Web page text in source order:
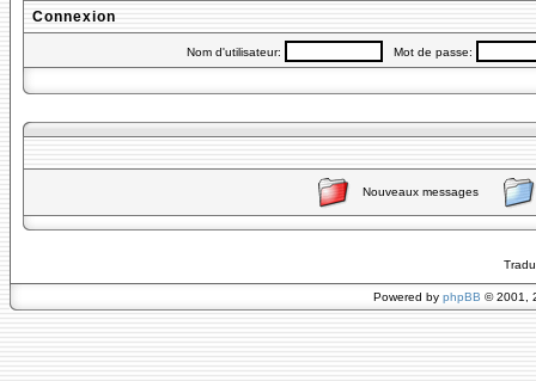
Connexion
Nom d'utilisateur: Mot de passe:
Nouveaux messages
Powered by phpBB © 2001,